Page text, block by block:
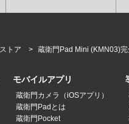
トア 蔵衛門Pad Mini (KMN03)完
モバイルアプリ
蔵衛門カメラ（iOSアプリ）
蔵衛門Padとは
蔵衛門Pocket